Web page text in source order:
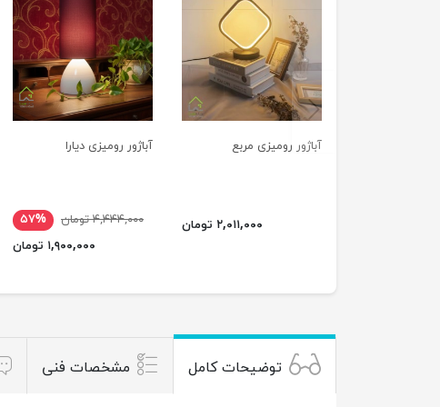
آباژور رومیزی مربع
۲,۰۱۱,۰۰۰ تومان
آباژور رومیزی دیارا
۴,۴۴۴,۰۰۰ تومان
۵۷%
۱,۹۰۰,۰۰۰ تومان
previus
توضیحات کامل مشخصات فنی